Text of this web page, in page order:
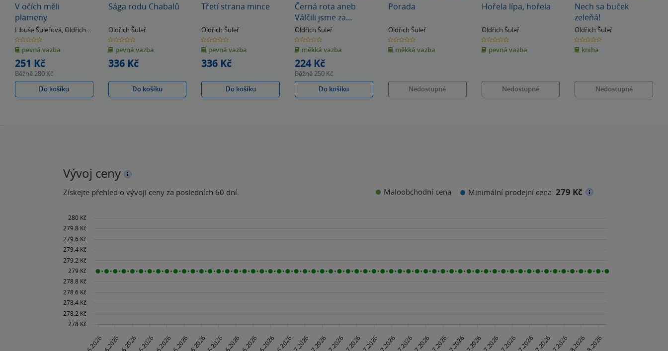
V očích měli
plameny
Libuše Šuleřová, Oldřich
Šuleř
0.0
z
5
hvězdiček
pevná vazba
251 Kč
Běžně280 Kč
Do košíku
Sága rodu Chabalů
Oldřich Šuleř
0.0
z
5
hvězdiček
pevná vazba
336 Kč
Do košíku
Třetí strana mince
Oldřich Šuleř
0.0
z
5
hvězdiček
pevná vazba
336 Kč
Do košíku
Černá rota aneb
Válčili jsme za
komančů
Oldřich Šuleř
0.0
z
5
hvězdiček
měkká vazba
224 Kč
Běžně250 Kč
Do košíku
Porada
Oldřich Šuleř
0.0
z
5
hvězdiček
měkká vazba
Nedostupné
Hořela lípa, hořela
Oldřich Šuleř
0.0
z
5
hvězdiček
pevná vazba
Nedostupné
Nech sa buček
zeleňá!
Oldřich Šuleř
0.0
z
5
hvězdiček
kniha
Nedostupné
Vývoj ceny
Získejte přehled o vývoji ceny za posledních 60 dní. Maloobchodní cena Minimální prodejní cena: 279 Kč